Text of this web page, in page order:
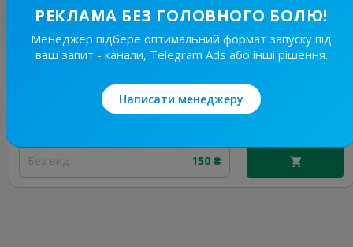
Найкращі за темою
19.7K/
4.6K
Новини/ЗМІ, Регіональні
Без вид.. 150 ₴
РЕКЛАМА БЕЗ ГОЛОВНОГО БОЛЮ!
Менеджер підбере оптимальний формат запуску під
ваш запит - канали, Telegram Ads або інші рішення.
Написати менеджеру